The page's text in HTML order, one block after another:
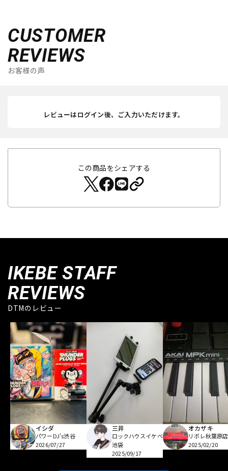
CUSTOMER
REVIEWS
お客様の声
レビューはログイン後、ご入力いただけます。
この商品をシェアする
IKEBE STAFF
REVIEWS
DTMのレビュー
イシダ
パワーDJ's渋谷
2026/07/27
三井
ロックハウスイケベ
池袋
2025/09/17
オカザキ
リボレ秋葉原店
2025/02/20